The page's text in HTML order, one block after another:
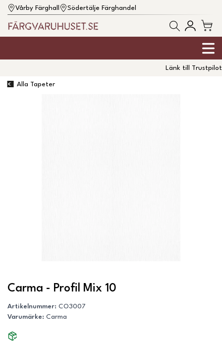
Vårby Färghall Södertälje Färghandel
Länk till Trustpilot
Alla Tapeter
Carma - Profil Mix 10
Artikelnummer: CO3007
Varumärke: Carma